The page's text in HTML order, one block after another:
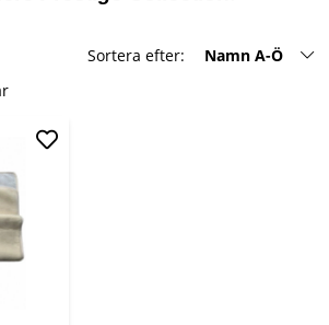
Sortera efter:
Namn A-Ö